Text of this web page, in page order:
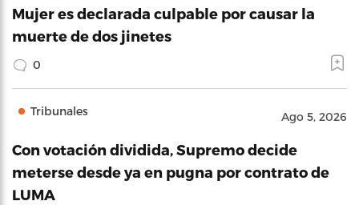
Mujer es declarada culpable por causar la
muerte de dos jinetes
0
Tribunales Ago 5, 2026
Con votación dividida, Supremo decide
meterse desde ya en pugna por contrato de
LUMA